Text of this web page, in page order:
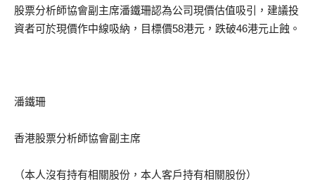
股票分析師協會副主席潘鐵珊認為公司現價估值吸引，建議投
資者可於現價作中線吸納，目標價58港元，跌破46港元止蝕。
潘鐵珊
香港股票分析師協會副主席
（本人沒有持有相關股份，本人客戶持有相關股份）